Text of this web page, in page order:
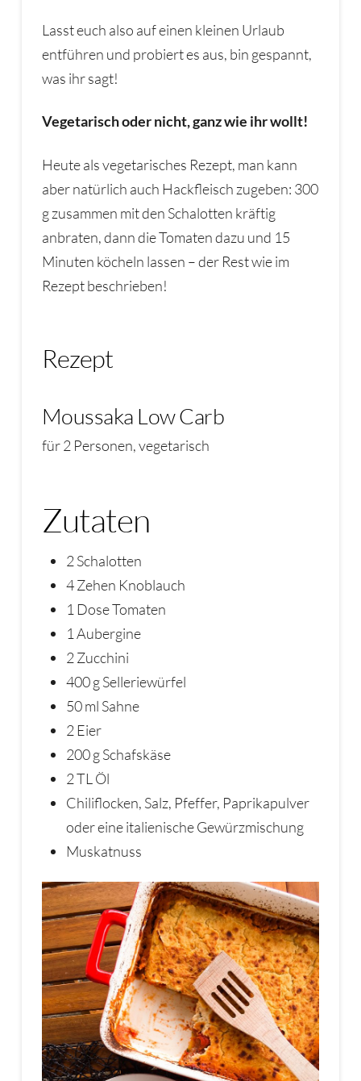
Lasst euch also auf einen kleinen Urlaub
entführen und probiert es aus, bin gespannt,
was ihr sagt!
Vegetarisch oder nicht, ganz wie ihr wollt!
Heute als vegetarisches Rezept, man kann
aber natürlich auch Hackfleisch zugeben: 300
g zusammen mit den Schalotten kräftig
anbraten, dann die Tomaten dazu und 15
Minuten köcheln lassen – der Rest wie im
Rezept beschrieben!
Rezept
Moussaka Low Carb
für 2 Personen, vegetarisch
Zutaten
2 Schalotten
4 Zehen Knoblauch
1 Dose Tomaten
1 Aubergine
2 Zucchini
400 g Selleriewürfel
50 ml Sahne
2 Eier
200 g Schafskäse
2 TL Öl
Chiliflocken, Salz, Pfeffer, Paprikapulver
oder eine italienische Gewürzmischung
Muskatnuss